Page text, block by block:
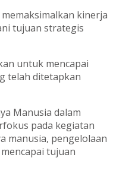
kinerja
tujuan strategis
untuk mencapai
telah ditetapkan
Manusia dalam
pada kegiatan
manusia, pengelolaan
tujuan